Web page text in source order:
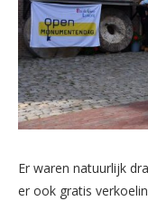
Er waren natuurlijk
er ook gratis